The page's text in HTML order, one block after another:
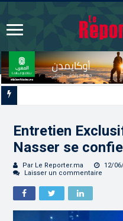
Entretien
Nasser se
Par Le Reporter.ma 12/
Laisser un commentaire